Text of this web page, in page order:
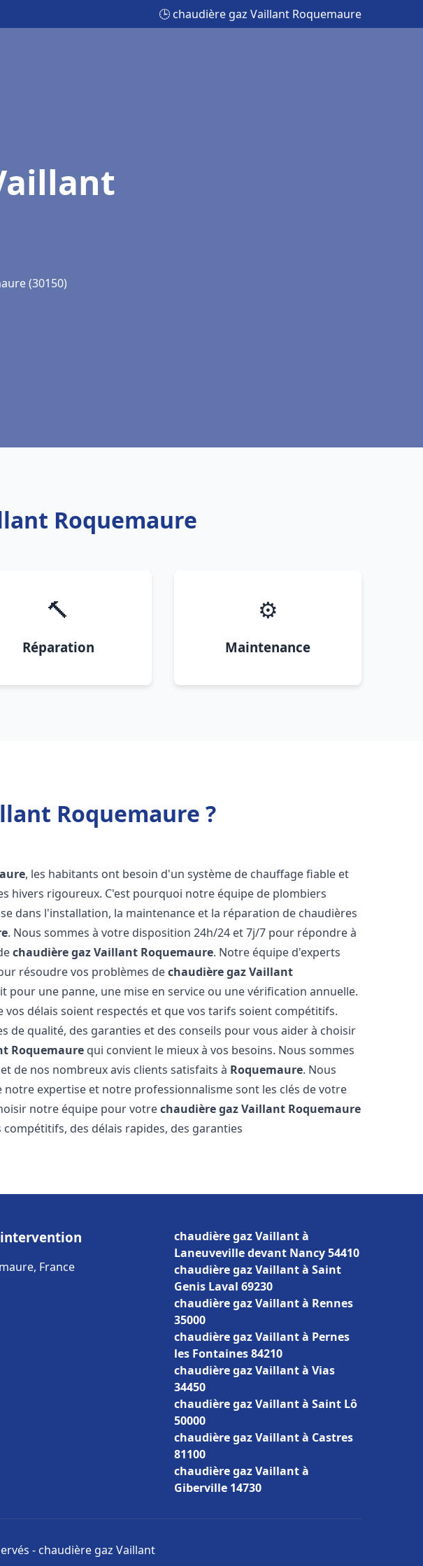
🕒 chaudière gaz Vaillant Roquemaure
(30150)
Roquemaure
🔨
Réparation
⚙️
Maintenance
Roquemaure ?
, les habitants ont besoin d'un système de chauffage fiable et
hivers rigoureux. C'est pourquoi notre équipe de plombiers
dans l'installation, la maintenance et la réparation de chaudières
. Nous sommes à votre disposition 24h/24 et 7j/7 pour répondre à
chaudière gaz Vaillant Roquemaure. Notre équipe d'experts
résoudre vos problèmes dechaudière gaz Vaillant
pour une panne, une mise en service ou une vérification annuelle.
vos délais soient respectés et que vos tarifs soient compétitifs.
de qualité, des garanties et des conseils pour vous aider à choisir
Roquemaure qui convient le mieux à vos besoins. Nous sommes
de nos nombreux avis clients satisfaits à Roquemaure. Nous
notre expertise et notre professionnalisme sont les clés de votre
notre équipe pour votrechaudière gaz Vaillant Roquemaure
des délais rapides, des garanties
France
chaudière gaz Vaillant à
Laneuveville devant Nancy 54410
chaudière gaz Vaillant à Saint
Genis Laval 69230
chaudière gaz Vaillant à Rennes
35000
chaudière gaz Vaillant à Pernes
les Fontaines 84210
chaudière gaz Vaillant à Vias
34450
chaudière gaz Vaillant à Saint Lô
50000
chaudière gaz Vaillant à Castres
81100
chaudière gaz Vaillant à
Giberville 14730
- chaudière gaz Vaillant